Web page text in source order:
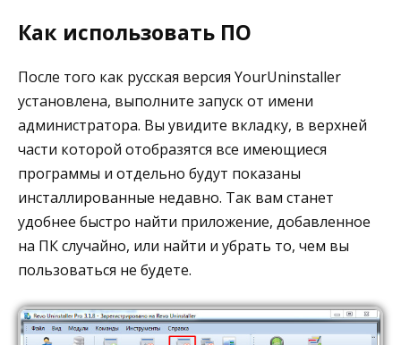
Как использовать ПО
После того как русская версия YourUninstaller
установлена, выполните запуск от имени
администратора. Вы увидите вкладку, в верхней
части которой отобразятся все имеющиеся
программы и отдельно будут показаны
инсталлированные недавно. Так вам станет
удобнее быстро найти приложение, добавленное
на ПК случайно, или найти и убрать то, чем вы
пользоваться не будете.